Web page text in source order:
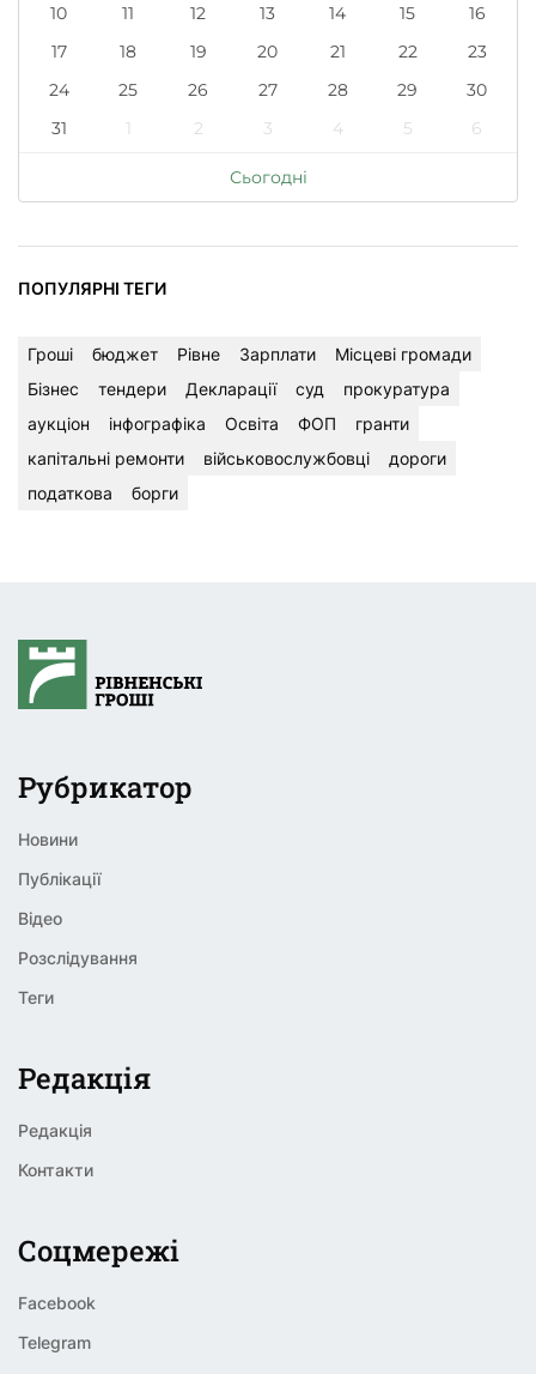
10
11 12 13 14 15
16
17
18 19 20 21 22
23
24
25 26 27 28 29
30
31
1 2 3 4 5 6
Сьогодні
ПОПУЛЯРНІ ТЕГИ
Гроші бюджет Рівне Зарплати
Місцеві громади
Бізнес
тендери Декларації суд
прокуратура
аукціон
інфографіка Освіта ФОП
гранти
капітальні ремонти
військовослужбовці
дороги
податкова
борги
Рубрикатор
Новини
Публікації
Відео
Розслідування
Теги
Редакція
Редакція
Контакти
Соцмережі
Facebook
Telegram